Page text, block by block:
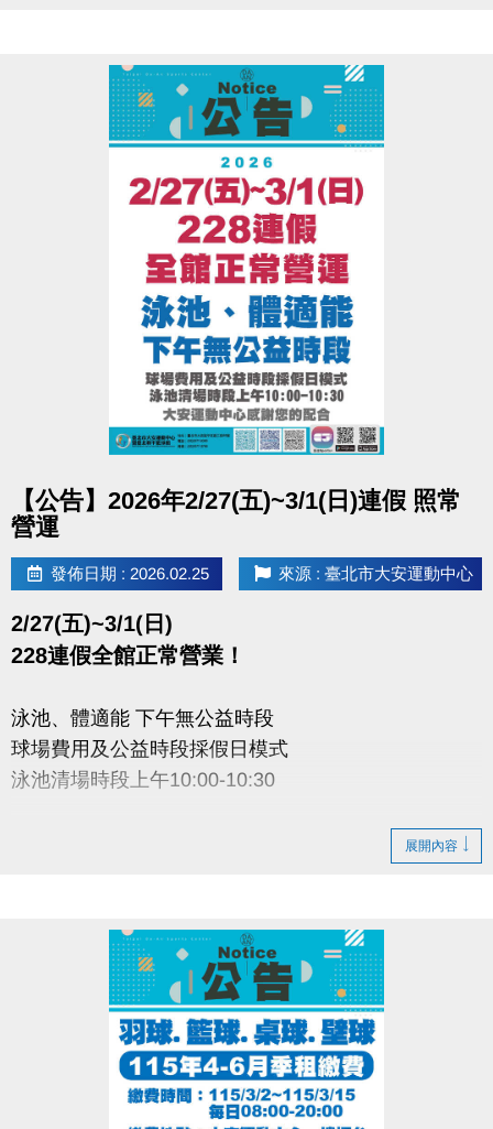
• 06:00-22:00營運時間內，請至B1泳池櫃台或三樓體適能櫃台領券，
即可免費進場。
• 泳池容留人數250人，體適能容留人數80人，達人數上限即停止入
場，採一進一出管理，請排隊依序等候。
• 體適能使用須滿16歲(含)以上，進場請遵守泳池、體適能場館管理規
範，違者恕不得入場。
• 體適能每人每次進場限時1小時，超過使用時間請出場後重新排隊，
如逾時未出場重排或票券遺失， 將依場館規定補票。
【公告】2026年2/27(五)~3/1(日)連假 照常
營運
發佈日期 : 2026.02.25 來源 : 臺北市大安運動中心
2/27(五)~3/1(日)
228連假全館正常營業！
泳池、體適能 下午無公益時段
球場費用及公益時段採假日模式
泳池清場時段上午10:00-10:30
展開內容